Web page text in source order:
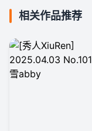
相关作品推荐